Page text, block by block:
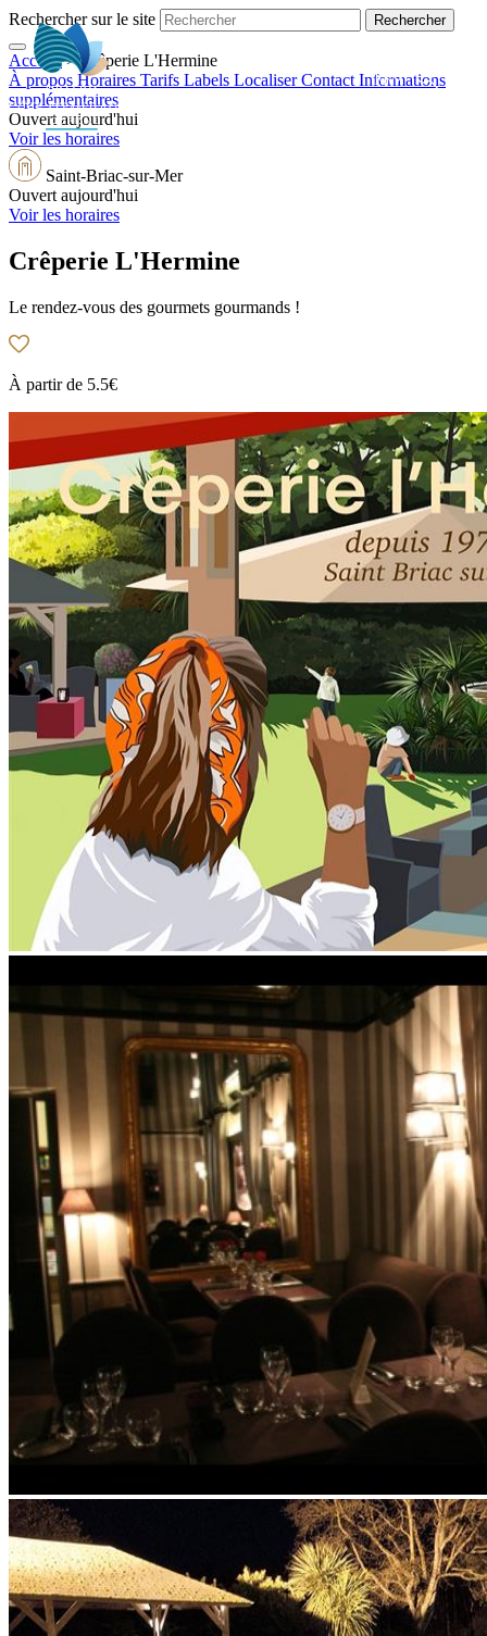
Rechercher sur le site
FR
Accueil>Crêperie L'Hermine
À propos Horaires Tarifs Labels Localiser Contact Informations
supplémentaires
Ouvert aujourd'hui
Voir les horaires
Saint-Briac-sur-Mer
Ouvert aujourd'hui
Voir les horaires
Crêperie L'Hermine
Le rendez-vous des gourmets gourmands !
À partir de 5.5€